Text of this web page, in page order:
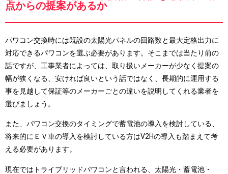
点からの提案があるか
パワコン交換時には既設の太陽光パネルの回路数と最大定格出力に
対応できるパワコンを選ぶ必要があります。そこまでは当たり前の
話ですが、工事業者によっては、取り扱いメーカーが少なく提案の
幅が狭くなる、安ければ良いという話ではなく、長期的に運用する
事を見越して保証等のメーカーごとの違いを説明してくれる業者を
選びましょう。
また、パワコン交換のタイミングで蓄電池の導入を検討している、
将来的にＥＶ車の導入を検討している方はV2Hの導入も踏まえて考
える必要があります。
現在ではトライブリッドパワコンと言われる、太陽光・蓄電池・